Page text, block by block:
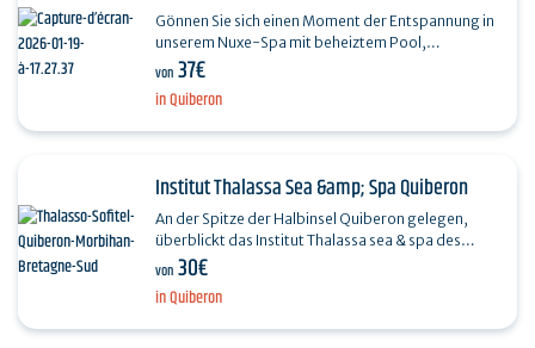
in Quiberon
Gönnen Sie sich einen Moment der Entspannung in
unserem Nuxe-Spa mit beheiztem Pool,
Hydromassagedüsen, Sauna, Hammam, Jacuzzi
von 37€
in Quiberon
Institut Thalassa Sea &amp; Spa Quiberon
An der Spitze der Halbinsel Quiberon gelegen,
überblickt das Institut Thalassa sea & spa des
Sofitel Quiberon den Ozean. Unser über 5000 m²
von 30€